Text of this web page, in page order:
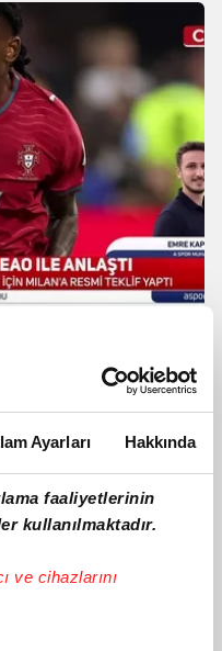
Ayarları Hakkında
faaliyetlerinin
kullanılmaktadır.
ve cihazlarını
ile anlaştı!